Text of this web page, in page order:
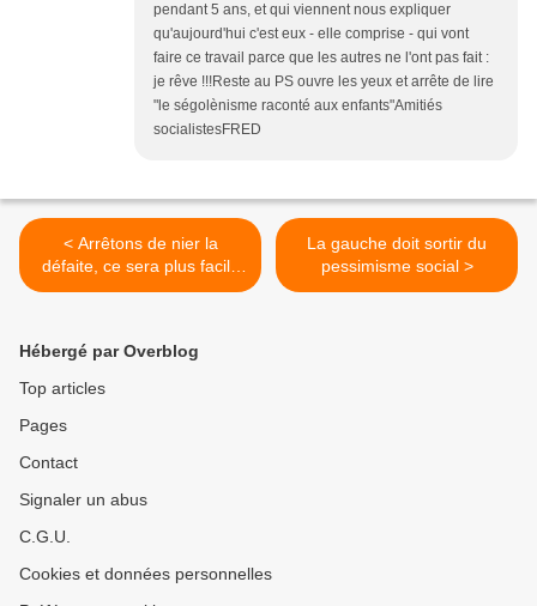
pendant 5 ans, et qui viennent nous expliquer
qu'aujourd'hui c'est eux - elle comprise - qui vont
faire ce travail parce que les autres ne l'ont pas fait :
je rêve !!!Reste au PS ouvre les yeux et arrête de lire
"le ségolènisme raconté aux enfants"Amitiés
socialistesFRED
< Arrêtons de nier la
défaite, ce sera plus facile
pour se positionner
La gauche doit sortir du
pessimisme social >
Hébergé par Overblog
Top articles
Pages
Contact
Signaler un abus
C.G.U.
Cookies et données personnelles